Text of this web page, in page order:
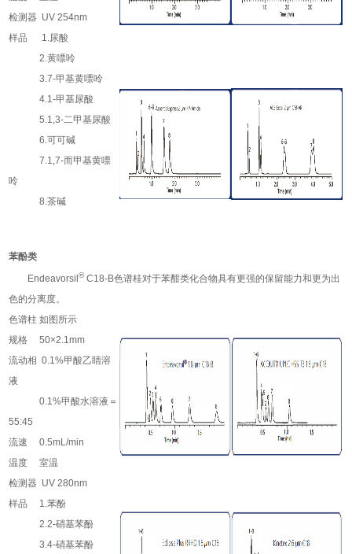
检测器 UV 254nm
样品 1.尿酸
2.黄嘌呤
3.7-甲基黄嘌呤
4.1-甲基尿酸
5.1,3-二甲基尿酸
6.可可碱
7.1,7-而甲基黄嘌
呤
8.茶碱
苯酚类
Endeavorsil®C18-B色谱桂对于苯酣类化合物具有更强的保留能力和更为出
色的分离度。
色谱柱 如图所示
规格 50×2.1mm
流动相 0.1%甲酸乙睛溶
液
0.1%甲酸水溶液＝
55:45
流速 0.5mL/min
温度 室温
检测器 UV 280nm
样品 1.苯酚
2.2-硝基苯酚
3.4-硝基苯酚